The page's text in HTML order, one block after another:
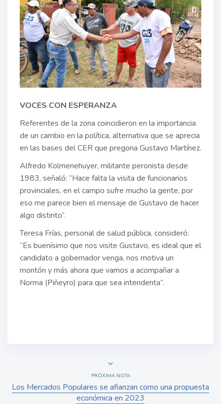
VOCES CON ESPERANZA
Referentes de la zona coincidieron en la importancia
de un cambio en la política, alternativa que se aprecia
en las bases del CER que pregona Gustavo Martínez.
Alfredo Kolmenehuyer, militante peronista desde
1983, señaló: “Hace falta la visita de funcionarios
provinciales, en el campo sufre mucho la gente, por
eso me parece bien el mensaje de Gustavo de hacer
algo distinto”.
Teresa Frías, personal de salud pública, consideró:
“Es buenísimo que nos visite Gustavo, es ideal que el
candidato a gobernador venga, nos motiva un
montón y más ahora que vamos a acompañar a
Norma (Piñeyro) para que sea intendenta”.
PRÓXIMA NOTA
Los Mercados Populares se afianzan como una propuesta
económica en 2023